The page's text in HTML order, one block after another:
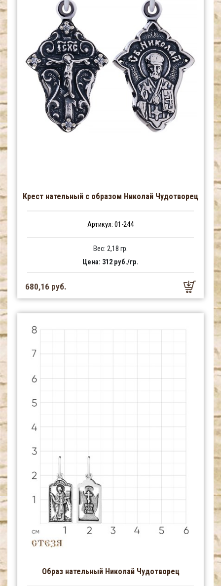
Крест нательный с образом Николай Чудотворец
Артикул: 01-244
Вес: 2,18 гр.
Цена: 312 руб./гр.
680,16 руб.
Образ нательный Николай Чудотворец